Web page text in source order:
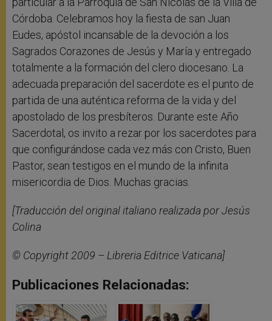
Córdoba. Celebramos hoy la fiesta de san Juan
Eudes, apóstol incansable de la devoción a los
Sagrados Corazones de Jesús y María y entregado
totalmente a la formación del clero diocesano. La
adecuada preparación del sacerdote es el punto de
partida de una auténtica reforma de la vida y del
apostolado de los presbíteros. Durante este Año
Sacerdotal, os invito a rezar por los sacerdotes para
que configurándose cada vez más con Cristo, Buen
Pastor, sean testigos en el mundo de la infinita
misericordia de Dios. Muchas gracias.
[Traducción del original italiano realizada por Jesús
Colina
© Copyright 2009 – Libreria Editrice Vaticana]
Publicaciones Relacionadas: